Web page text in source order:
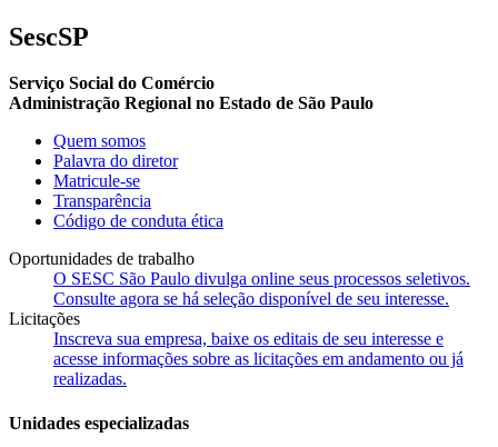
SescSP
Serviço Social do Comércio
Administração Regional no Estado de São Paulo
Quem somos
Palavra do diretor
Matricule-se
Transparência
Código de conduta ética
Oportunidades de trabalho
O SESC São Paulo divulga online seus processos seletivos.
Consulte agora se há seleção disponível de seu interesse.
Licitações
Inscreva sua empresa, baixe os editais de seu interesse e
acesse informações sobre as licitações em andamento ou já
realizadas.
Unidades especializadas